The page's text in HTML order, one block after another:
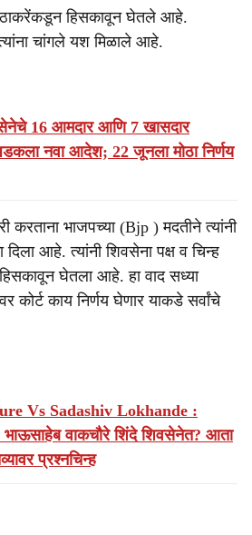
ठाकरेंकडून हिसकावून घेतले आहे.
चांगले यश मिळाले आहे.
16 आमदार आणि 7 खासदार
नवा आदेश; 22 जूनला मोठा निर्णय
करताना भाजपच्या (Bjp ) मदतीने त्यांनी
दिला आहे. त्यांनी शिवसेना पक्ष व चिन्ह
घेतला आहे. हा वाद सध्या
कोर्ट काय निर्णय घेणार याकडे सर्वांचे
Vs Sadashiv Lokhande :
भाऊसाहेब वाकचौरे शिंदे शिवसेनेत? आता
प्रश्नचिन्ह